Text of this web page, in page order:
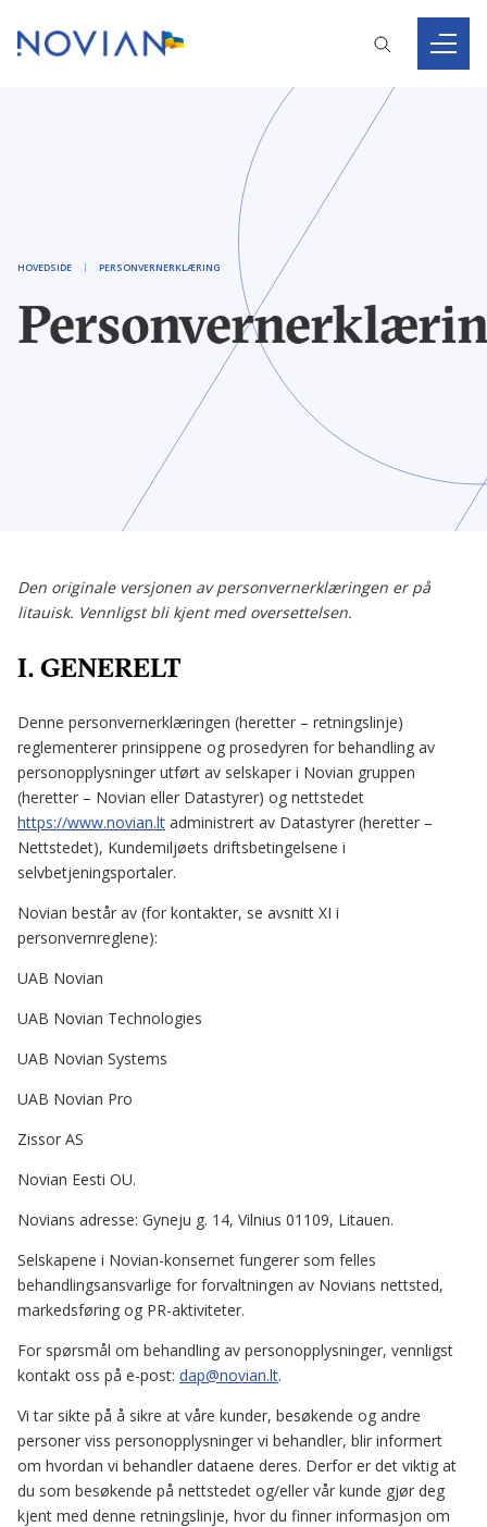
HOVEDSIDE PERSONVERNERKLÆRING
Den originale versjonen av personvernerklæringen er på
litauisk. Vennligst bli kjent med oversettelsen.
I. GENERELT
Denne personvernerklæringen (heretter – retningslinje)
reglementerer prinsippene og prosedyren for behandling av
personopplysninger utført av selskaper i Novian gruppen
(heretter – Novian eller Datastyrer) og nettstedet
https://www.novian.lt administrert av Datastyrer (heretter –
Nettstedet), Kundemiljøets driftsbetingelsene i
selvbetjeningsportaler.
Novian består av (for kontakter, se avsnitt XI i
personvernreglene):
UAB Novian
UAB Novian Technologies
UAB Novian Systems
UAB Novian Pro
Zissor AS
Novian Eesti OU.
Novians adresse: Gyneju g. 14, Vilnius 01109, Litauen.
Selskapene i Novian-konsernet fungerer som felles
behandlingsansvarlige for forvaltningen av Novians nettsted,
markedsføring og PR-aktiviteter.
For spørsmål om behandling av personopplysninger, vennligst
kontakt oss på e-post: dap@novian.lt.
Vi tar sikte på å sikre at våre kunder, besøkende og andre
personer viss personopplysninger vi behandler, blir informert
om hvordan vi behandler dataene deres. Derfor er det viktig at
du som besøkende på nettstedet og/eller vår kunde gjør deg
kjent med denne retningslinje, hvor du finner informasjon om